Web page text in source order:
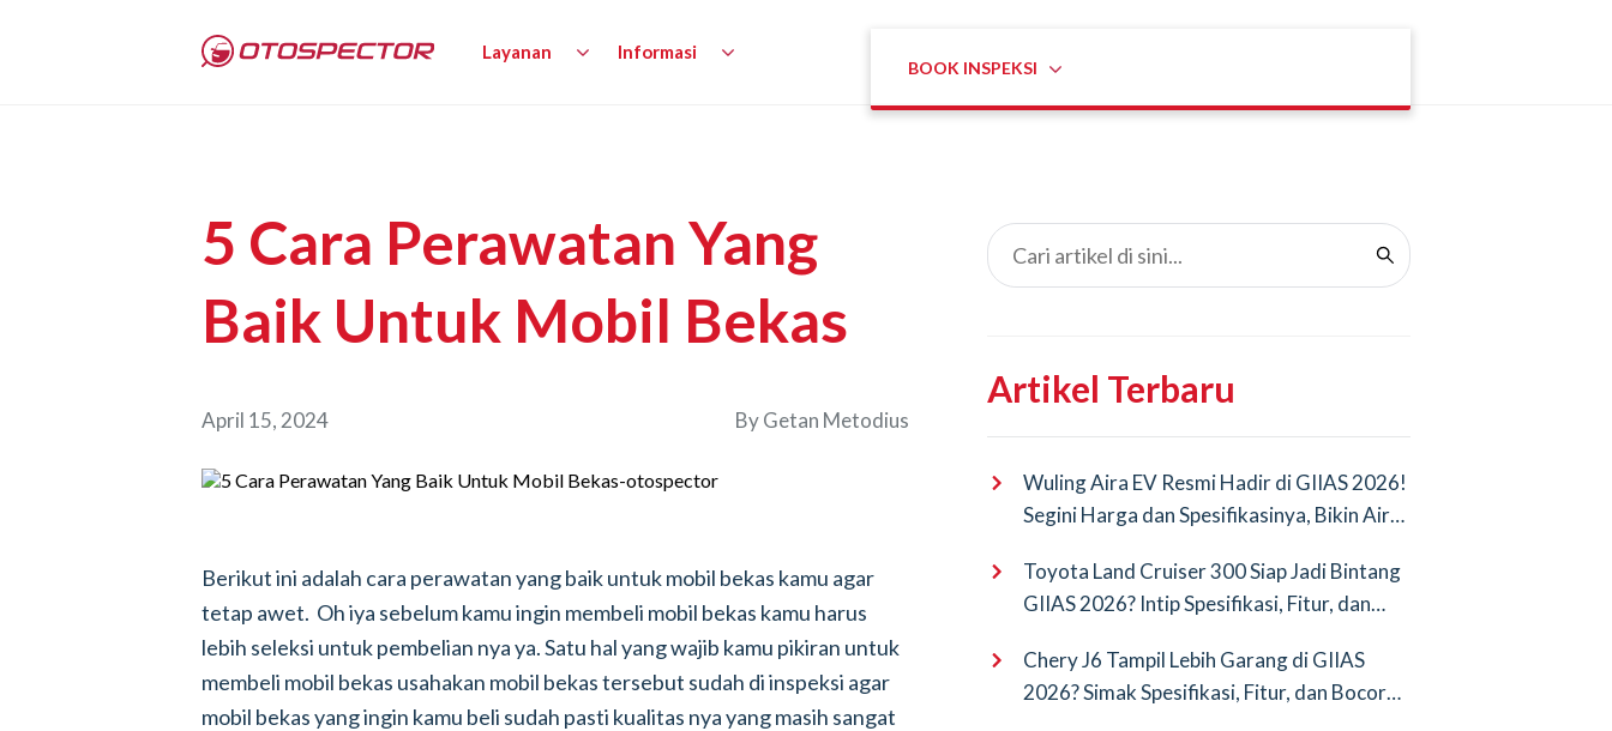
Layanan Informasi
5 Cara Perawatan Yang
Baik Untuk Mobil Bekas
April 15, 2024 ByGetan Metodius
Berikut ini adalah cara perawatan yang baik untuk mobil bekas kamu agar
tetap awet. Oh iya sebelum kamu ingin membeli mobil bekas kamu harus
lebih seleksi untuk pembelian nya ya. Satu hal yang wajib kamu pikiran untuk
membeli mobil bekas usahakan mobil bekas tersebut sudah di inspeksi agar
mobil bekas yang ingin kamu beli sudah pasti kualitas nya yang masih sangat
Artikel Terbaru
Wuling Aira EV Resmi Hadir di GIIAS 2026!
Segini Harga dan Spesifikasinya, Bikin Air
Toyota Land Cruiser 300 Siap Jadi Bintang
GIIAS 2026? Intip Spesifikasi, Fitur, dan
Chery J6 Tampil Lebih Garang di GIIAS
2026? Simak Spesifikasi, Fitur, dan Bocoran
BOOK INSPEKSI